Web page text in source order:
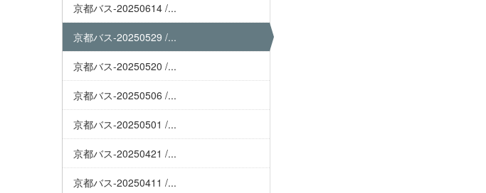
京都バス-20250614 /...
京都バス-20250529 /...
京都バス-20250520 /...
京都バス-20250506 /...
京都バス-20250501 /...
京都バス-20250421 /...
京都バス-20250411 /...